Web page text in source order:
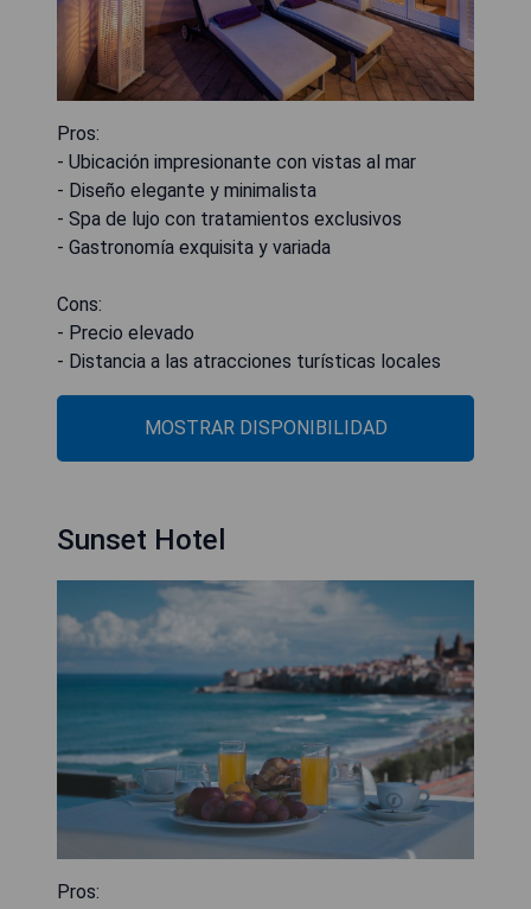
Pros:
- Ubicación impresionante con vistas al mar
- Diseño elegante y minimalista
- Spa de lujo con tratamientos exclusivos
- Gastronomía exquisita y variada
Cons:
- Precio elevado
- Distancia a las atracciones turísticas locales
MOSTRAR DISPONIBILIDAD
Sunset Hotel
Pros: